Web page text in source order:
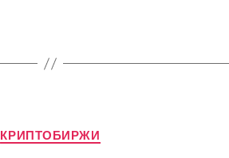
Рубрики
КРИПТОБИРЖИ